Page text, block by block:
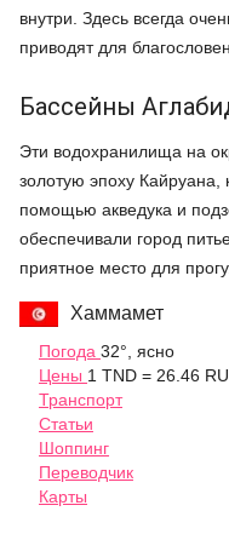
внутри. Здесь всегда
приводят для
Бассейны
Эти водохранилища на
золотую эпоху Кайруана,
помощью акведука и
обеспечивали город
приятное место для
Хаммамет
Погода 32°, ясно
Цены 1 TND = 26.46
Транспорт
Статьи
Шоппинг
Переводчик
Карты